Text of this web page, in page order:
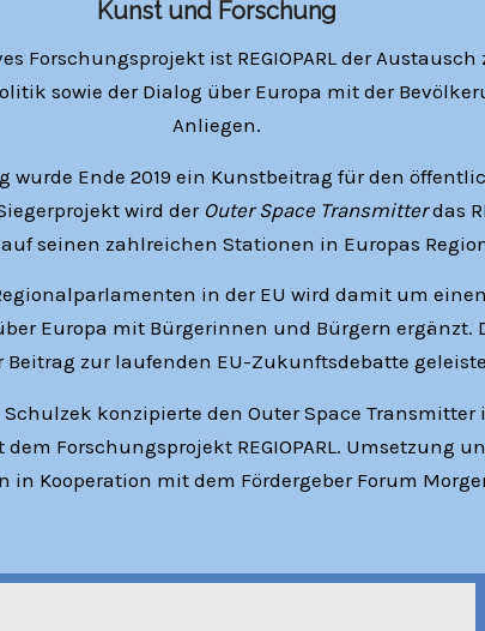
Kunst und Forschung
Forschungsprojekt ist REGIOPARL der
sowie der Dialog über Europa mit der
Anliegen.
wurde Ende 2019 ein Kunstbeitrag für den
wird der Outer Space Transmitterdas
seinen zahlreichen Stationen in Europas
in der EU wird damit um
Europa mit Bürgerinnen und Bürgern ergänzt.
zur laufenden EU-Zukunftsdebatte
konzipierte den Outer Space Transmitter
Forschungsprojekt REGIOPARL. Umsetzung
in Kooperation mit dem Fördergeber Forum